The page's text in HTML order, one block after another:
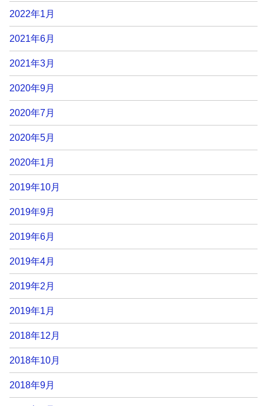
2022年1月
2021年6月
2021年3月
2020年9月
2020年7月
2020年5月
2020年1月
2019年10月
2019年9月
2019年6月
2019年4月
2019年2月
2019年1月
2018年12月
2018年10月
2018年9月